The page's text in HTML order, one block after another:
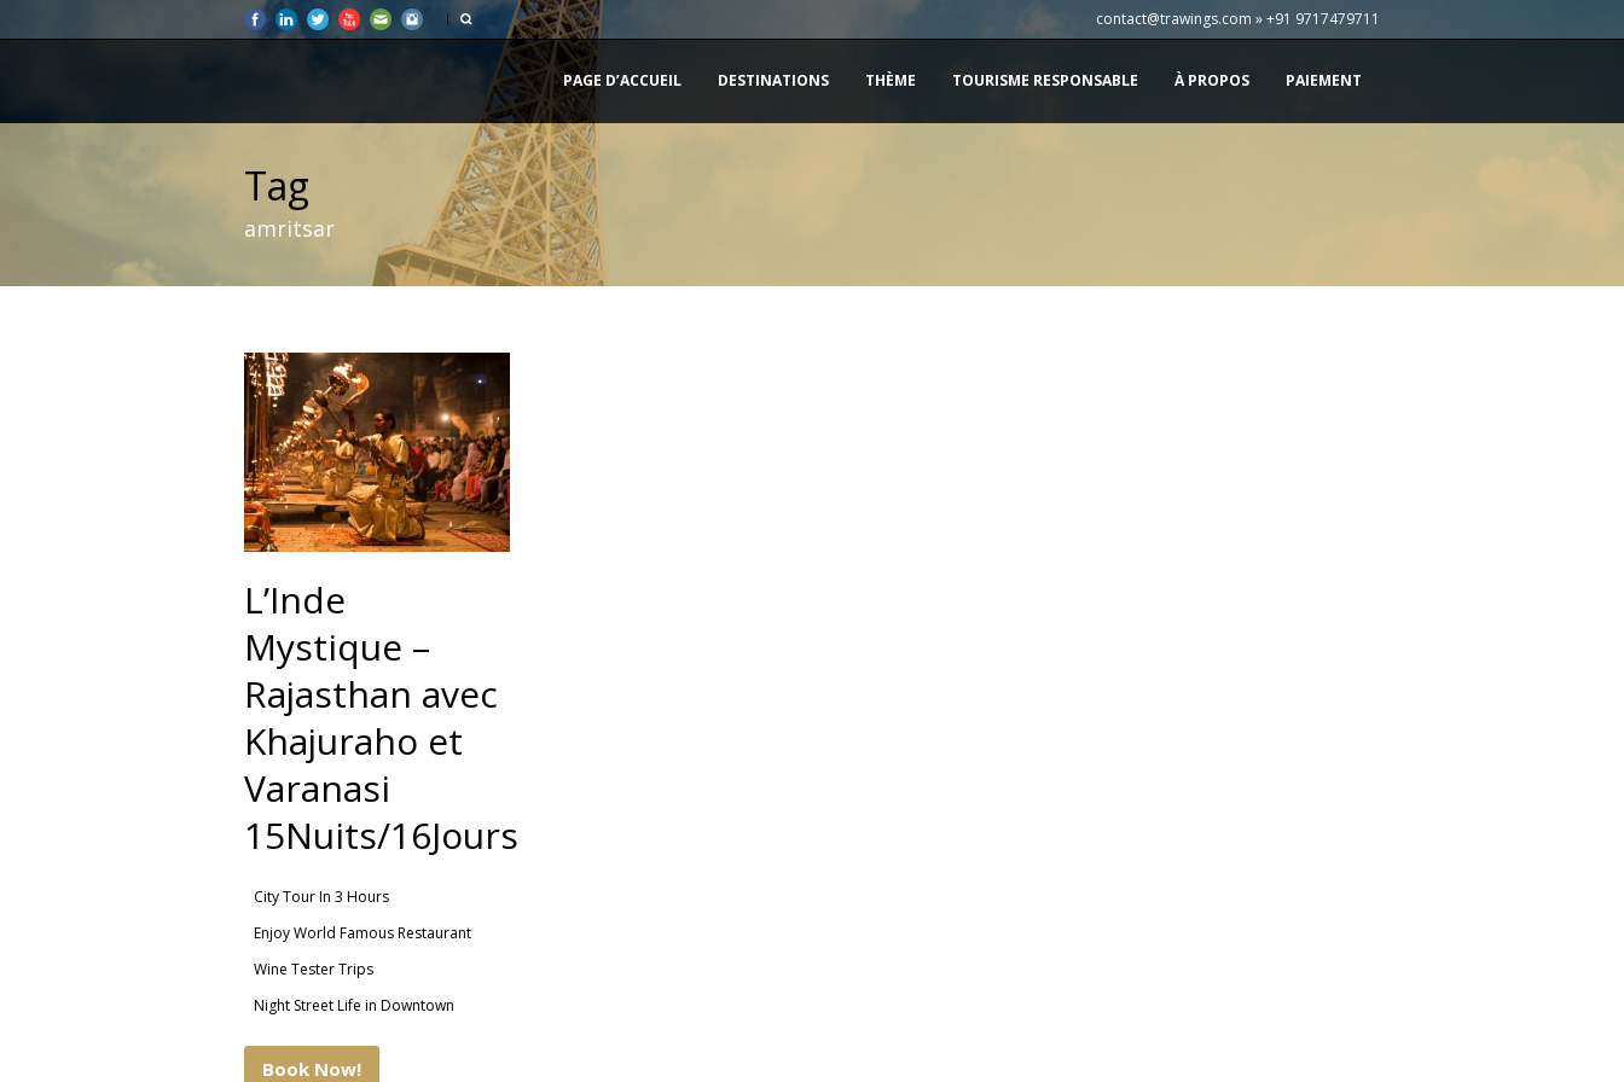
contact@trawings.com » +91 9717479711
PAGE D’ACCUEIL DESTINATIONS THÈME TOURISME RESPONSABLE À PROPOS PAIEMENT
Tag
amritsar
L’Inde
Mystique –
Rajasthan avec
Khajuraho et
Varanasi
15Nuits/16Jours
City Tour In 3 Hours
Enjoy World Famous Restaurant
Wine Tester Trips
Night Street Life in Downtown
Book Now!